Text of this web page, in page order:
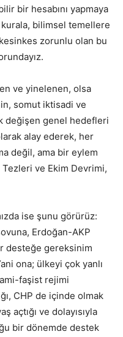
bir hesabını yapmaya
bilimsel temellere
zorunlu olan bu
ve yinelenen, olsa
somut iktisadi ve
değişen genel hedefleri
alay ederek, her
değil, ama bir eylem
Tezleri ve Ekim Devrimi,
ise şunu görürüz:
Erdoğan-AKP
desteğe gereksinim
ona; ülkeyi çok yanlı
faşist rejimi
CHP de içinde olmak
açtığı ve dolayısıyla
bir dönemde destek